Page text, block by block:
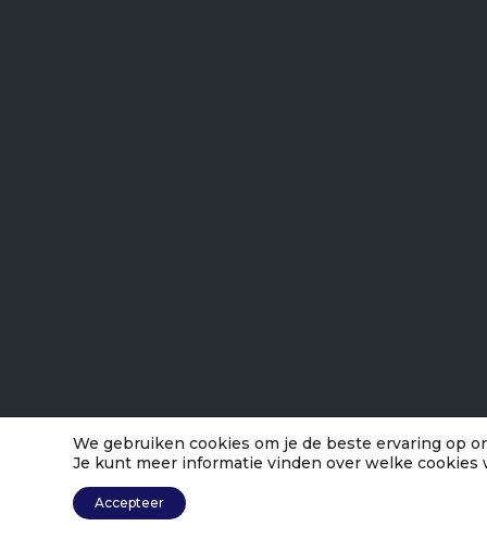
We gebruiken cookies om je de beste ervaring op
Je kunt meer informatie vinden over welke
Accepteer